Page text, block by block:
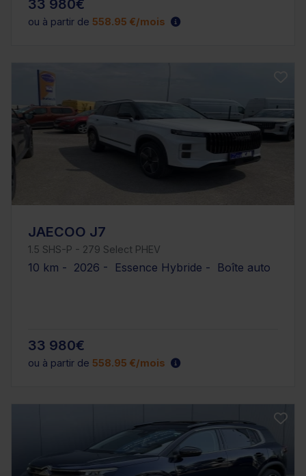
33 980€
ou à partir de 558.95 €/mois
JAECOO J7
1.5 SHS-P - 279 Select PHEV
10 km - 2026 - Essence Hybride - Boîte auto
33 980€
ou à partir de 558.95 €/mois